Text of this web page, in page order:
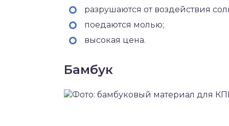
разрушаются от воздействия
поедаются молью;
высокая цена.
Бамбук